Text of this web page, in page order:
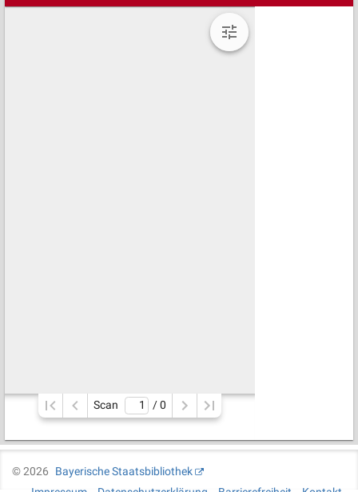
Scan / 0
©2026
Bayerische Staatsbibliothek